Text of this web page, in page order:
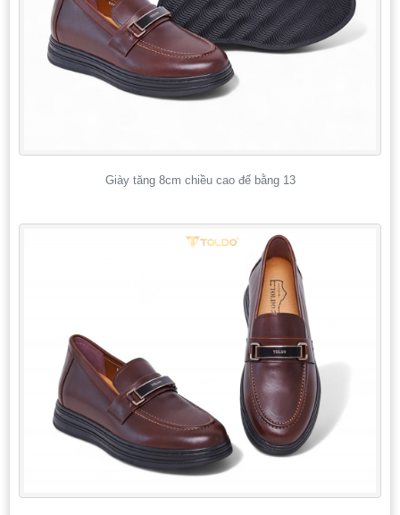
Giày tăng 8cm chiều cao đế bằng 13